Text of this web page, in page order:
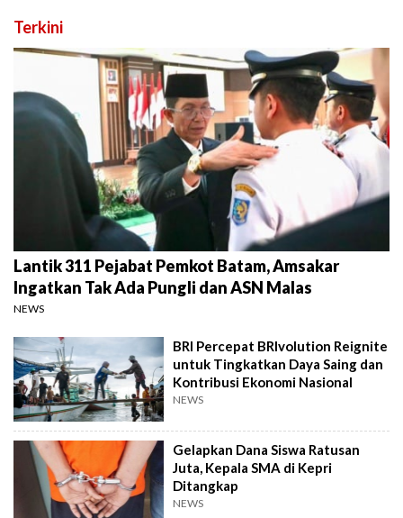
Terkini
Lantik 311 Pejabat Pemkot Batam, Amsakar
Ingatkan Tak Ada Pungli dan ASN Malas
NEWS
BRI Percepat BRIvolution Reignite
untuk Tingkatkan Daya Saing dan
Kontribusi Ekonomi Nasional
NEWS
Gelapkan Dana Siswa Ratusan
Juta, Kepala SMA di Kepri
Ditangkap
NEWS